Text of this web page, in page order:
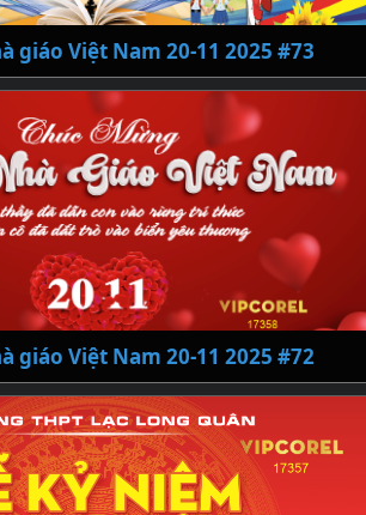
giáo Việt Nam 20-11 2025 #73
giáo Việt Nam 20-11 2025 #72